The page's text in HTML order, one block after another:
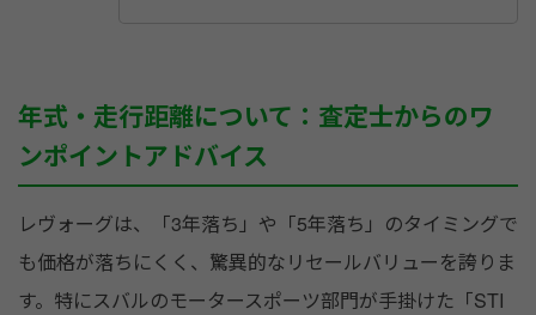
年式・走行距離について：査定士からのワ
ンポイントアドバイス
レヴォーグは、「3年落ち」や「5年落ち」のタイミングで
も価格が落ちにくく、驚異的なリセールバリューを誇りま
す。特にスバルのモータースポーツ部門が手掛けた「STI